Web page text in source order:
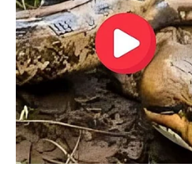
Pred vama su veoma lijepi
JARAC
Vi ste dugo nosili teret svega
Zvijezde sada pokazuju da
konačno dobijate podršku, mir